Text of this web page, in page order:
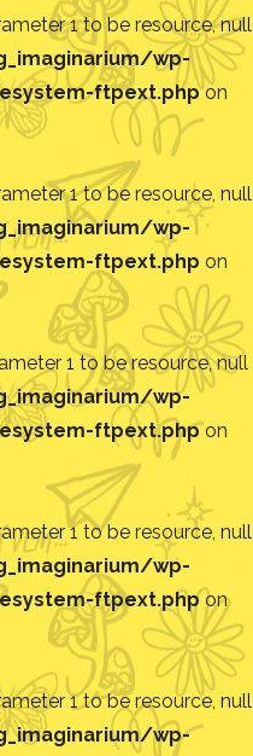
1 to be resource, null
wp-
ftpext.phpon
1 to be resource, null
wp-
ftpext.php on
1 to be resource, null
wp-
ftpext.phpon
1 to be resource, null
wp-
ftpext.phpon
1 to be resource, null
wp-